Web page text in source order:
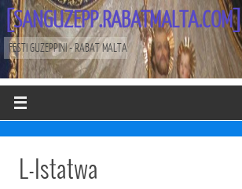
[SANGUZEPP.RABATMALTA.COM]
FESTI GUZEPPINI - RABAT MALTA
L-Istatwa